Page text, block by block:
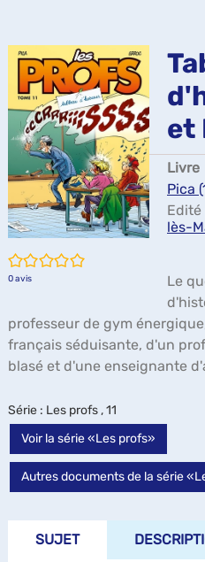
/5
0avis
et
Livre
Pica
Edité
lès-
Le
professeur de gym
français séduisante, d'un
blasé et d'une enseignante
Série : Les profs , 11
Voir la série «Les profs»
Autres documents de la série
SUJET